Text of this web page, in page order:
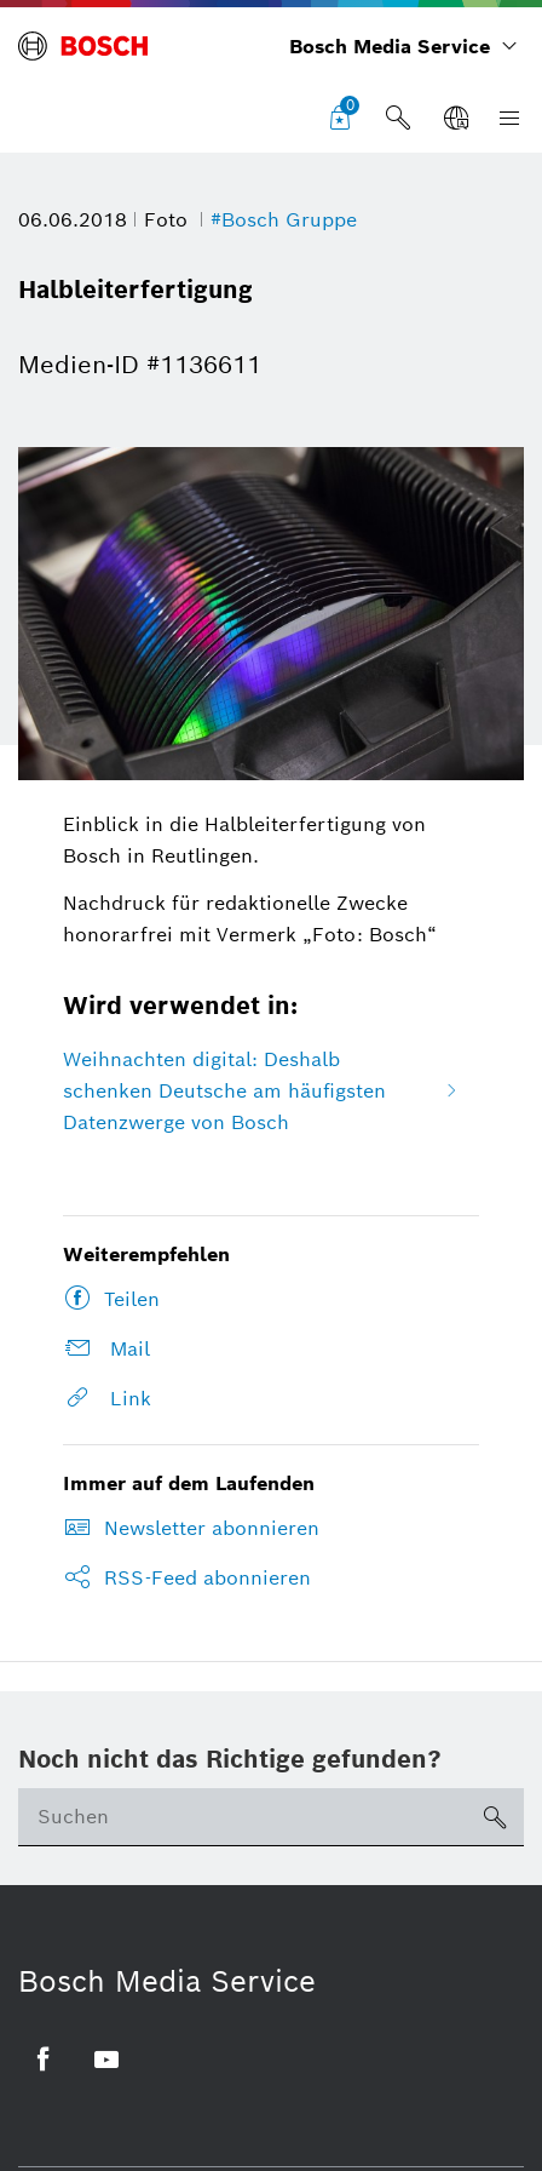
Bosch Media Service
0
06.06.2018 Foto #Bosch Gruppe
Halbleiterfertigung
Medien-ID #1136611
Einblick in die Halbleiterfertigung von
Bosch in Reutlingen.
Nachdruck für redaktionelle Zwecke
honorarfrei mit Vermerk „Foto: Bosch“
Wird verwendet in:
Weihnachten digital: Deshalb
schenken Deutsche am häufigsten
Datenzwerge von Bosch
Weiterempfehlen
Teilen
Mail
Link
Immer auf dem Laufenden
Newsletter abonnieren
RSS-Feed abonnieren
Noch nicht das Richtige gefunden?
Bosch Media Service